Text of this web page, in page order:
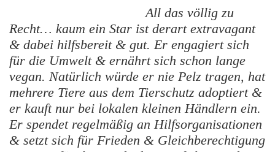
All das völlig zu
Recht… kaum ein Star ist derart extravagant
& dabei hilfsbereit & gut. Er engagiert sich
für die Umwelt & ernährt sich schon lange
vegan. Natürlich würde er nie Pelz tragen, hat
mehrere Tiere aus dem Tierschutz adoptiert &
er kauft nur bei lokalen kleinen Händlern ein.
Er spendet regelmäßig an Hilfsorganisationen
& setzt sich für Frieden & Gleichberechtigung